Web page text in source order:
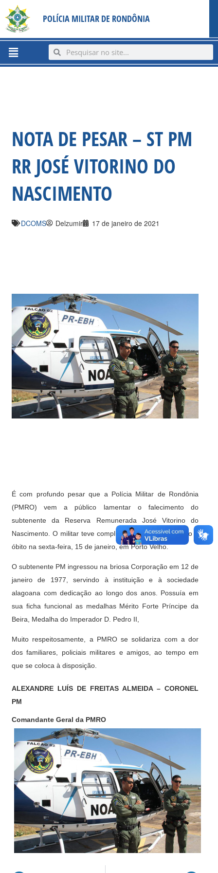
content
para
conteúdo
POLÍCIA MILITAR DE RONDÔNIA
Menu SearchSearch
NOTA DE PESAR – ST PM
RR JOSÉ VITORINO DO
NASCIMENTO
DCOMS Delzumir 17 de janeiro de 2021
É com profundo pesar que a Polícia Militar de Rondônia
(PMRO) vem a público lamentar o falecimento do
subtenente da Reserva Remunerada José Vitorino do
Nascimento. O militar teve complicações de saúde e veio a
óbito na sexta-feira, 15 de janeiro, em Porto Velho.
O subtenente PM ingressou na briosa Corporação em 12 de
janeiro de 1977, servindo à instituição e à sociedade
alagoana com dedicação ao longo dos anos. Possuía em
sua ficha funcional as medalhas Mérito Forte Príncipe da
Beira, Medalha do Imperador D. Pedro II,
Muito respeitosamente, a PMRO se solidariza com a dor
dos familiares, policiais militares e amigos, ao tempo em
que se coloca à disposição.
ALEXANDRE LUÍS DE FREITAS ALMEIDA – CORONEL
PM
Comandante Geral da PMRO